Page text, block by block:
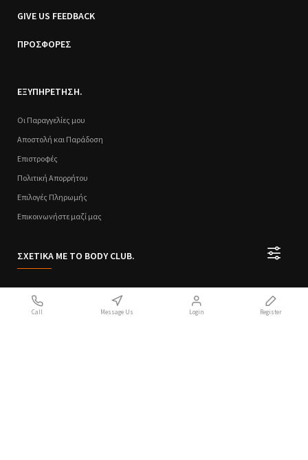
GIVE US FEEDBACK
ΠΡΟΣΦΟΡΕΣ
ΕΞΥΠΗΡΕΤΗΣΗ.
Οι Παραγγελίες μου
Αποστολή και Παράδοση
Επιστροφές
Πολιτική Απορρήτου
Επιλογές Πληρωμής
Επικοινωνήστε μαζί μας
ΣΧΕΤΙΚΑ ΜΕ ΤΟ BODY CLUB.
Call Message Us Login Register